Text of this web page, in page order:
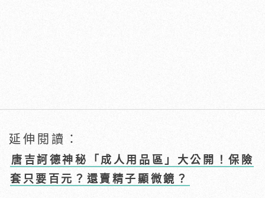
延伸閱讀：
唐吉訶德神秘「成人用品區」大公開！保險
套只要百元？還賣精子顯微鏡？